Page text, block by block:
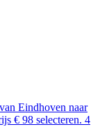
Eindhoven naar
€ 98 selecteren. 4